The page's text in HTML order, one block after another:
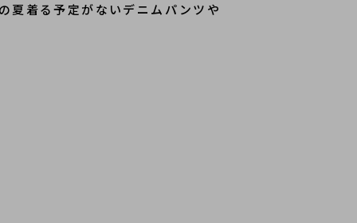
夏着る予定がないデニムパンツや